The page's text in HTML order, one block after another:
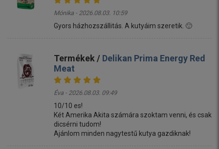
Mónika - 2026.08.03. 10:59
Gyors házhozszállitás. A kutyáim szeretik. 🙂
Termékek / Delikan Prima Energy Red
Meat
Éva - 2026.08.03. 09:49
10/10 es!
Két Amerika Akita számára szoktam venni, és csak
dicsérni tudom!
Ajánlom minden nagytestű kutya gazdiknak!